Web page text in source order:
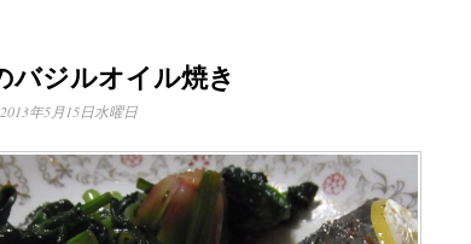
バジルオイル焼き
年5月15日水曜日